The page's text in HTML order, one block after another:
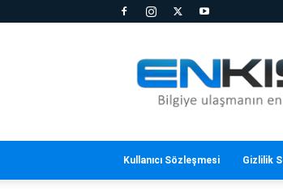
Kısa
Kullanıcı Sözleşmesi Gizlilik